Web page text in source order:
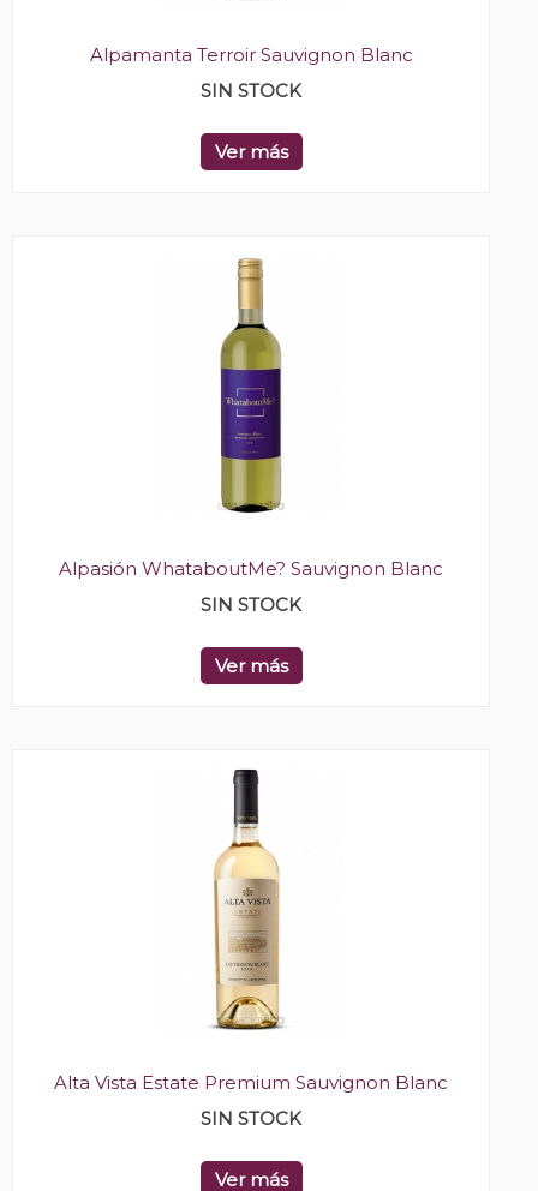
Alpamanta Terroir Sauvignon Blanc
SIN STOCK
Ver más
Alpasión WhataboutMe? Sauvignon Blanc
SIN STOCK
Ver más
Alta Vista Estate Premium Sauvignon Blanc
SIN STOCK
Ver más